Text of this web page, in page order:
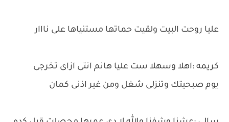
عليا روحت البيت ولقيت حماتها مستنياها على نااار
كريمه :اهلا وسهلا ست عليا هانم انتى ازاى تخرجى
يوم صبحيتك وتنزلى شغل ومن غير اذنى كمان